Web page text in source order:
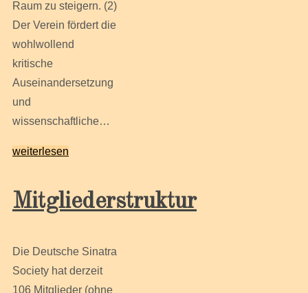
Raum zu steigern. (2)
Der Verein fördert die
wohlwollend
kritische
Auseinandersetzung
und
wissenschaftliche…
weiterlesen
Mitgliederstruktur
Die Deutsche Sinatra
Society hat derzeit
106 Mitglieder (ohne